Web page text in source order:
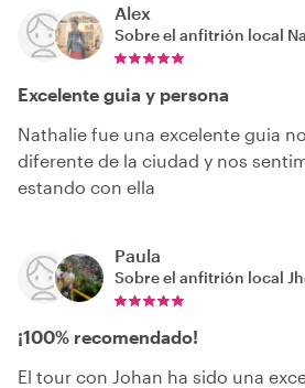
Alex
Sobre el anfitrión local
Excelente guia y persona
Nathalie fue una excelente guia
diferente de la ciudad y nos
estando con ella
Paula
Sobre el anfitrión local
¡100% recomendado!
El tour con Johan ha sido una